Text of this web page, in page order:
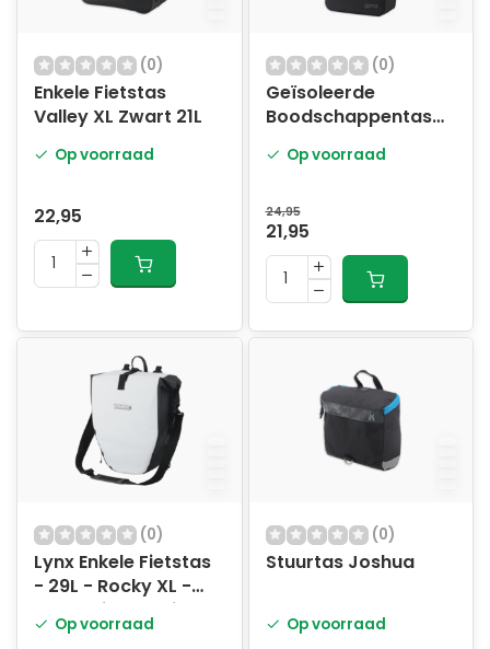
(0)
Enkele Fietstas
Valley XL Zwart 21L
Op voorraad
22,95
(0)
Geïsoleerde
Boodschappentas
Op voorraad
24,95
21,95
(0)
Lynx Enkele Fietstas
- 29L - Rocky XL -
Waterdicht - Wit
Op voorraad
(0)
Stuurtas Joshua
Op voorraad